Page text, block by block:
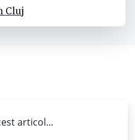
Cluj
articol...